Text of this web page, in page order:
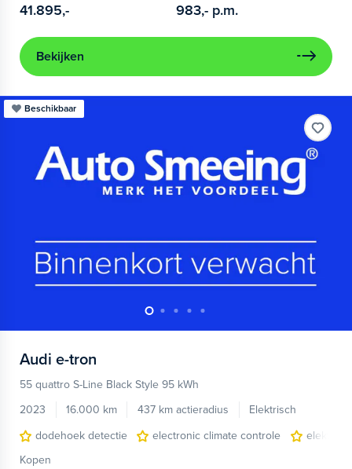
41.895,- 983,- p.m.
Bekijken
Beschikbaar
Audi e-tron
55 quattro S-Line Black Style 95 kWh
2023
16.000 km 437 km actieradius
Elektrisch
dodehoek detectie
electronic climate controle
Kopen